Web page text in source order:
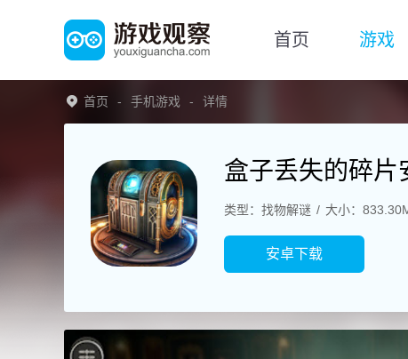
首页 游戏
首页 手机游戏 详情
盒子丢失的碎片
类型：找物解谜 大小：
安卓下载